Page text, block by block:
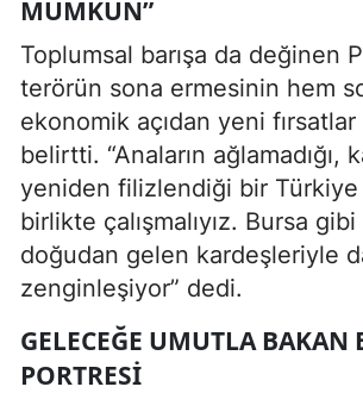
MÜMKÜN”
Toplumsal barışa da değinen
terörün sona ermesinin hem
ekonomik açıdan yeni fırsatlar
belirtti. “Anaların ağlamadığı,
yeniden filizlendiği bir
birlikte çalışmalıyız. Bursa
doğudan gelen kardeşleriyle
zenginleşiyor” dedi.
GELECEĞE UMUTLA BAKAN
PORTRESI